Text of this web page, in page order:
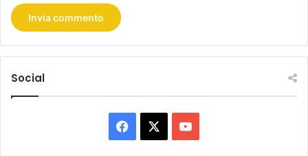
Social